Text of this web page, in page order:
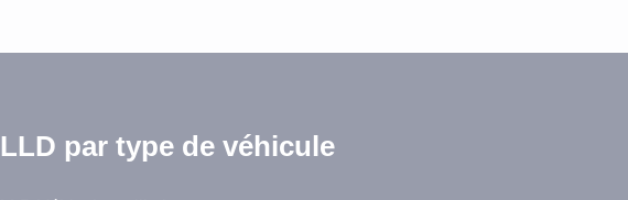
LLD par type de véhicule